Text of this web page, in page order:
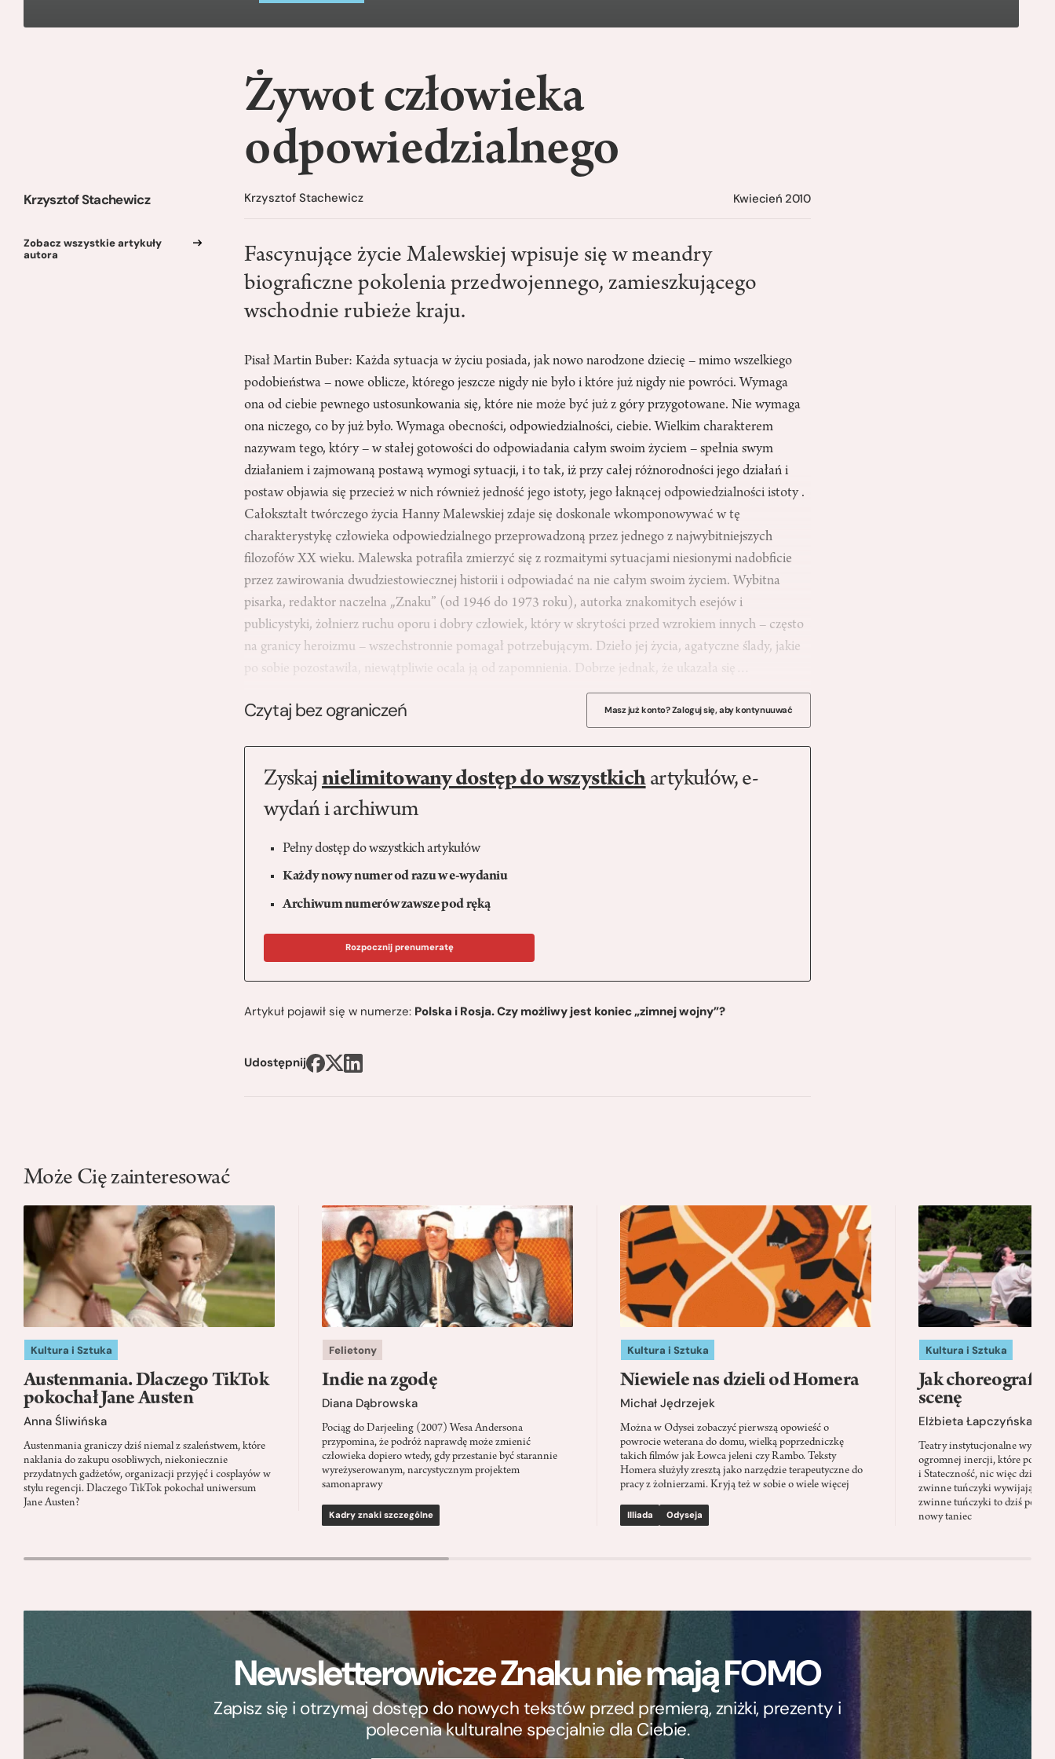
Krzysztof Stachewicz
Zobacz wszystkie artykuły
autora
Żywot człowieka
odpowiedzialnego
Krzysztof Stachewicz Kwiecień 2010
Fascynujące życie Malewskiej wpisuje się w meandry
biograficzne pokolenia przedwojennego, zamieszkującego
wschodnie rubieże kraju.
Pisał Martin Buber: Każda sytuacja w życiu posiada, jak nowo narodzone dziecię – mimo wszelkiego
podobieństwa – nowe oblicze, którego jeszcze nigdy nie było i które już nigdy nie powróci. Wymaga
ona od ciebie pewnego ustosunkowania się, które nie może być już z góry przygotowane. Nie wymaga
ona niczego, co by już było. Wymaga obecności, odpowiedzialności, ciebie. Wielkim charakterem
nazywam tego, który – w stałej gotowości do odpowiadania całym swoim życiem – spełnia swym
działaniem i zajmowaną postawą wymogi sytuacji, i to tak, iż przy całej różnorodności jego działań i
postaw objawia się przecież w nich również jedność jego istoty, jego łaknącej odpowiedzialności istoty .
Całokształt twórczego życia Hanny Malewskiej zdaje się doskonale wkomponowywać w tę
charakterystykę człowieka odpowiedzialnego przeprowadzoną przez jednego z najwybitniejszych
filozofów XX wieku. Malewska potrafiła zmierzyć się z rozmaitymi sytuacjami niesionymi nadobficie
przez zawirowania dwudziestowiecznej historii i odpowiadać na nie całym swoim życiem. Wybitna
pisarka, redaktor naczelna „Znaku” (od 1946 do 1973 roku), autorka znakomitych esejów i
publicystyki, żołnierz ruchu oporu i dobry człowiek, który w skrytości przed wzrokiem innych – często
na granicy heroizmu – wszechstronnie pomagał potrzebującym. Dzieło jej życia, agatyczne ślady, jakie
po sobie pozostawiła, niewątpliwie ocala ją od zapomnienia. Dobrze jednak, że ukazała się…
Czytaj bez ograniczeń Masz już konto? Zaloguj się, aby kontynuuwać
Zyskaj nielimitowany dostęp do wszystkichartykułów, e-
wydań i archiwum
Pełny dostęp do wszystkich artykułów
Każdy nowy numer od razu w e-wydaniu
Archiwum numerów zawsze pod ręką
Rozpocznij prenumeratę
Artykuł pojawił się w numerze: Polska i Rosja. Czy możliwy jest koniec „zimnej wojny”?
Udostępnij
Może Cię zainteresować
Kultura i Sztuka
Austenmania. Dlaczego TikTok
pokochał Jane Austen
Anna Śliwińska
Austenmania graniczy dziś niemal z szaleństwem, które
nakłania do zakupu osobliwych, niekoniecznie
przydatnych gadżetów, organizacji przyjęć i cosplayów w
stylu regencji. Dlaczego TikTok pokochał uniwersum
Jane Austen?
Felietony
Indie na zgodę
Diana Dąbrowska
Pociąg do Darjeeling (2007) Wesa Andersona
przypomina, że podróż naprawdę może zmienić
człowieka dopiero wtedy, gdy przestanie być starannie
wyreżyserowanym, narcystycznym projektem
samonaprawy
Kadry znaki szczególne
Kultura i Sztuka
Niewiele nas dzieli od Homera
Michał Jędrzejek
Można w Odysei zobaczyć pierwszą opowieść o
powrocie weterana do domu, wielką poprzedniczkę
takich filmów jak Łowca jeleni czy Rambo. Teksty
Homera służyły zresztą jako narzędzie terapeutyczne do
pracy z żołnierzami. Kryją też w sobie o wiele więcej
Illiada Odyseja
Kultura i Sztuka
Jak
scenę
Elżbieta Łapczyńska
Teatry instytucjonalne
ogromnej inercji, które ponad
i Stateczność, nic więc
zwinne tuńczyki wywijają
zwinne tuńczyki to dziś
nowy taniec
Newsletterowicze Znaku nie mają FOMO
Zapisz się i otrzymaj dostęp do nowych tekstów przed premierą, zniżki, prezenty i
polecenia kulturalne specjalnie dla Ciebie.